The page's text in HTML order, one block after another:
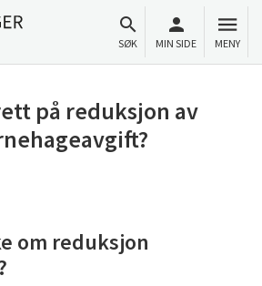
SØK MIN SIDE MENY
på reduksjon av
om reduksjon